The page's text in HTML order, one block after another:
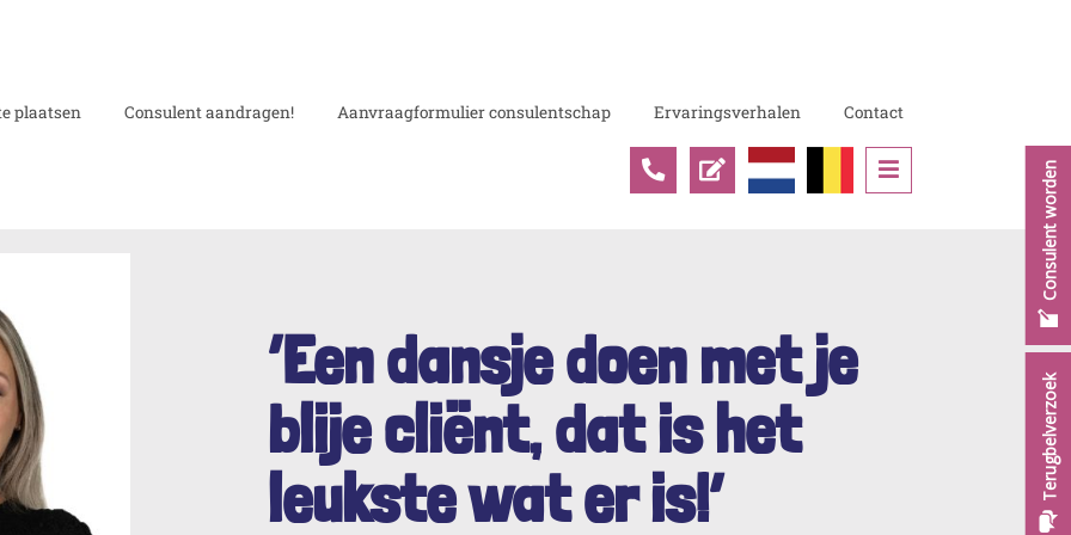
plaatsen Consulent aandragen! Aanvraagformulier consulentschap Ervaringsverhalen Contact
‘Een dansje doen met je
blije cliënt, dat is het
leukste wat er is!’